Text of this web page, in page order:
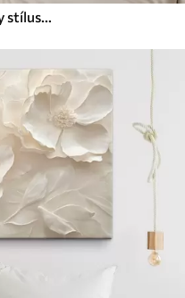
Absztrakt festmény olajfestmény stílusban